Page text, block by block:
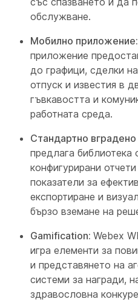
обслужване.
Мобилно приложение:
приложение
до графици, сделки
отпуск и известия в
гъвкавостта и
работната среда.
Стандартно вградено
предлага библиотека
конфигурирани
показатели за
експортиране и
бързо вземане на
Gamification: Webex
игра елементи за
и представянето на
системи за награди,
здравословна